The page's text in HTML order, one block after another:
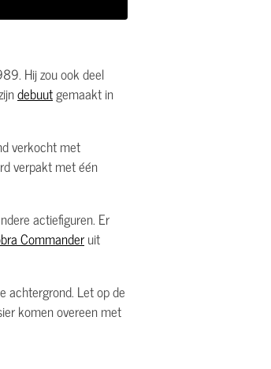
Hij zou ook deel
debuutgemaakt in
verkocht met
verpakt met één
actiefiguren. Er
Commanderuit
achtergrond. Let op de
komen overeen met